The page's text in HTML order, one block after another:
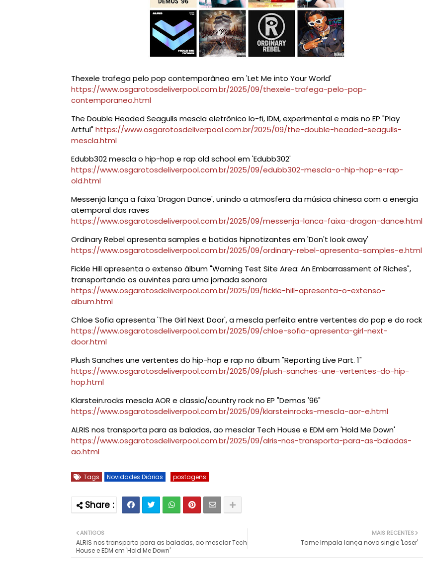
Thexele trafega pelo pop contemporâneo em 'Let Me into Your World'
https://www.osgarotosdeliverpool.com.br/2025/09/thexele-trafega-pelo-pop-
contemporaneo.html
The Double Headed Seagulls mescla eletrônico lo-fi, IDM, experimental e mais no EP "Play
Artful"https://www.osgarotosdeliverpool.com.br/2025/09/the-double-headed-seagulls-
mescla.html
Edubb302 mescla o hip-hop e rap old school em 'Edubb302'
https://www.osgarotosdeliverpool.com.br/2025/09/edubb302-mescla-o-hip-hop-e-rap-
old.html
Messenjã lança a faixa 'Dragon Dance', unindo a atmosfera da música chinesa com a energia
atemporal das raves
https://www.osgarotosdeliverpool.com.br/2025/09/messenja-lanca-faixa-dragon-dance.html
Ordinary Rebel apresenta samples e batidas hipnotizantes em 'Don't look away'
https://www.osgarotosdeliverpool.com.br/2025/09/ordinary-rebel-apresenta-samples-e.html
Fickle Hill apresenta o extenso álbum "Warning Test Site Area: An Embarrassment of Riches",
transportando os ouvintes para uma jornada sonora
https://www.osgarotosdeliverpool.com.br/2025/09/fickle-hill-apresenta-o-extenso-
album.html
Chloe Sofia apresenta 'The Girl Next Door', a mescla perfeita entre vertentes do pop e do rock
https://www.osgarotosdeliverpool.com.br/2025/09/chloe-sofia-apresenta-girl-next-
door.html
Plush Sanches une vertentes do hip-hop e rap no álbum "Reporting Live Part. 1"
https://www.osgarotosdeliverpool.com.br/2025/09/plush-sanches-une-vertentes-do-hip-
hop.html
Klarstein.rocks mescla AOR e classic/country rock no EP "Demos '96"
https://www.osgarotosdeliverpool.com.br/2025/09/klarsteinrocks-mescla-aor-e.html
ALRIS nos transporta para as baladas, ao mesclar Tech House e EDM em 'Hold Me Down'
https://www.osgarotosdeliverpool.com.br/2025/09/alris-nos-transporta-para-as-baladas-
ao.html
Tags Novidades Diárias postagens
MAIS RECENTES
Tame Impala lança novo single 'Loser'
ANTIGOS
ALRIS nos transporta para as baladas, ao mesclar Tech
House e EDM em 'Hold Me Down'